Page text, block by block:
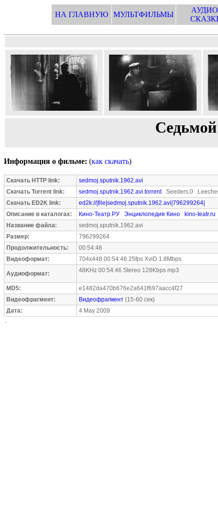
НА ГЛАВНУЮ МУЛЬТФИЛЬМЫ
Седьмой
Информация о фильме: (как скачать)
Скачать HTTP link:
sedmoj.sputnik.1962.avi
Скачать Torrent link:
sedmoj.sputnik.1962.avi.torrentSeeders:0
Скачать ED2K link:
ed2k://|file|sedmoj.sputnik.1962.avi|796299264|
Описание в каталогах:
Кино-Театр.РУ Энциклопедия Кино
kino-teatr.ru
Название файла:
sedmoj.sputnik.1962.avi
Размер:
796299264
Продолжительность:
00:54:46
Видеоформат:
704x448 00:54:46 25fps XviD 1.8Mbps
Аудиоформат: 48KHz 00:54:46 Stereo 128Kbps mp3
MD5:
e1482da470b676e2a641f697aacc4f27
Видеофрагмент:
Видеофрагмент (15-60 сек)
Дата:
4 May 2009